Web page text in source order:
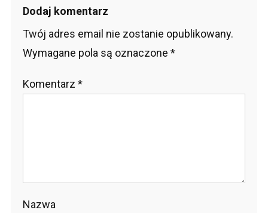
Dodaj komentarz
Twój adres email nie zostanie opublikowany.
Wymagane pola są oznaczone *
Komentarz *
Nazwa